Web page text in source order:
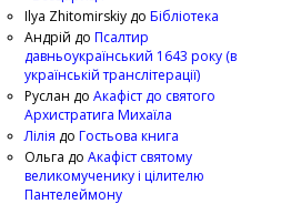
Ilya Zhitomirskiy до Бібліотека
Андрій до Псалтир
давньоукраїнський 1643 року (в
українській транслітерації)
Руслан до Акафіст до святого
Архистратига Михаїла
Лілія до Гостьова книга
Ольга до Акафіст святому
великомученику і цілителю
Пантелеймону